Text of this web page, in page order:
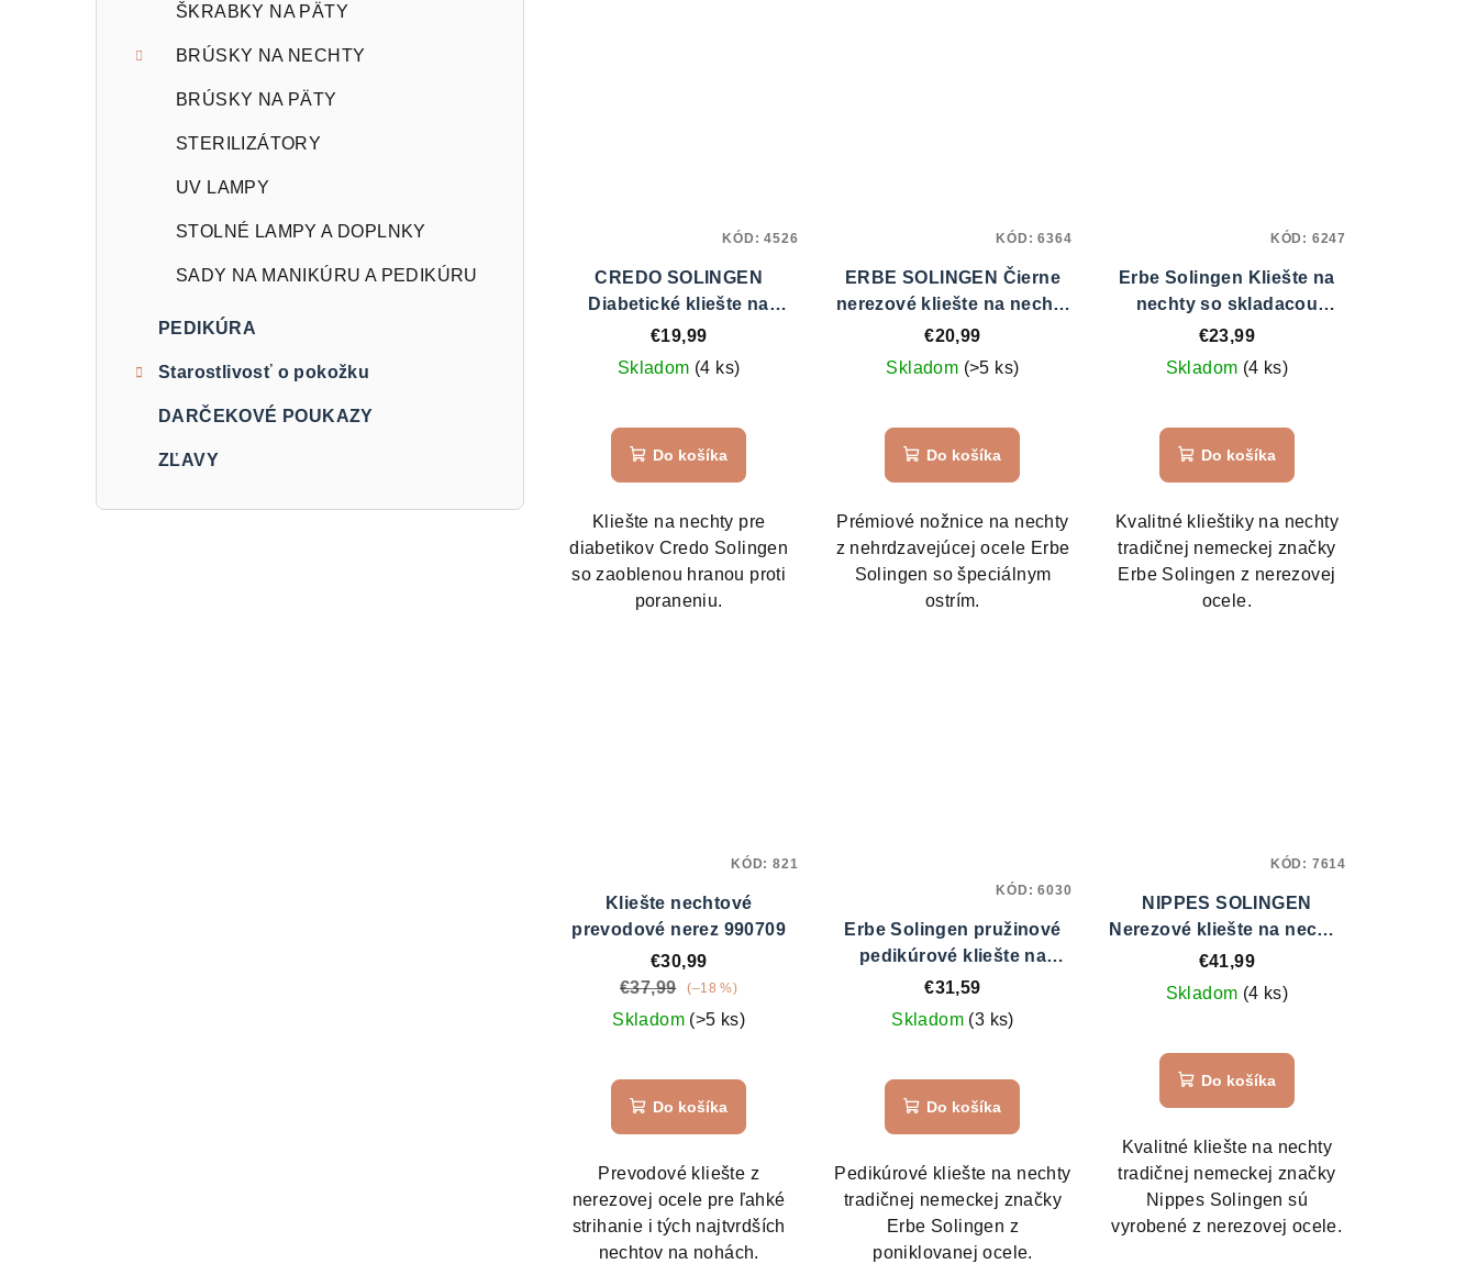
ŠKRABKY NA PÄTY
BRÚSKY NA NECHTY
BRÚSKY NA PÄTY
STERILIZÁTORY
UV LAMPY
STOLNÉ LAMPY A DOPLNKY
SADY NA MANIKÚRU A PEDIKÚRU
PEDIKÚRA
Starostlivosť o pokožku
DARČEKOVÉ POUKAZY
ZĽAVY
CREDO SOLINGEN
Diabetické kliešte na
nechty 87637
€19,99
Skladom (4 ks)
hodnotenie
produktu
je
5
hviezdičiek.
Do košíka
Kliešte na nechty pre
diabetikov Credo Solingen
so zaoblenou hranou proti
poraneniu.
KÓD:4526
ERBE SOLINGEN Čierne
nerezové kliešte na nechty
91796
€20,99
Skladom (>5 ks)
hodnotenie
produktu
je
5,0
5
hviezdičiek.
Do košíka
Prémiové nožnice na nechty
z nehrdzavejúcej ocele Erbe
Solingen so špeciálnym
ostrím.
KÓD:6364
Erbe Solingen Kliešte na
nechty so skladacou
pružinou 91792
€23,99
Skladom (4 ks)
Do košíka
Kvalitné klieštiky na nechty
tradičnej nemeckej značky
Erbe Solingen z nerezovej
ocele.
KÓD: 6247
Kliešte nechtové
prevodové nerez 990709
€30,99
€37,99
(–18 %)
Skladom (>5 ks)
Do košíka
Prevodové kliešte z
nerezovej ocele pre ľahké
strihanie i tých najtvrdších
nechtov na nohách.
KÓD: 821
Erbe Solingen pružinové
pedikúrové kliešte na
nechty 91717
€31,59
Skladom (3 ks)
hodnotenie
produktu
je
5,0
5
hviezdičiek.
Do košíka
Pedikúrové kliešte na nechty
tradičnej nemeckej značky
Erbe Solingen z
poniklovanej ocele.
KÓD:6030
NIPPES SOLINGEN
Nerezové kliešte na nechty
č.22R
€41,99
Skladom (4 ks)
Do košíka
Kvalitné kliešte na nechty
tradičnej nemeckej značky
Nippes Solingen sú
vyrobené z nerezovej ocele.
KÓD: 7614